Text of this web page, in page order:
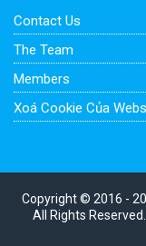
Contact Us
The Team
Members
Xoá Cookie Của
Copyright © 2016 -
All Rights Reserved.